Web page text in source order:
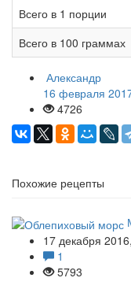
Всего в 1 порции
Всего в 100 граммах
Александр
16 февраля
4726
Похожие рецепты
17 декабря
1
5793